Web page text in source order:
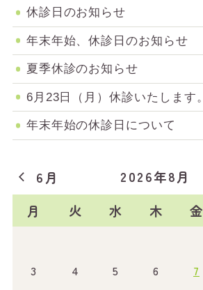
休診日のお知らせ
年末年始、休診日のお知らせ
夏季休診のお知らせ
6月23日（月）休診いたします。
年末年始の休診日について
2026年8月
月
火 水 木 金
6月
3
4 5 6 7